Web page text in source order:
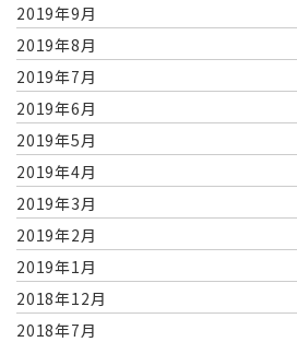
2019年9月
2019年8月
2019年7月
2019年6月
2019年5月
2019年4月
2019年3月
2019年2月
2019年1月
2018年12月
2018年7月